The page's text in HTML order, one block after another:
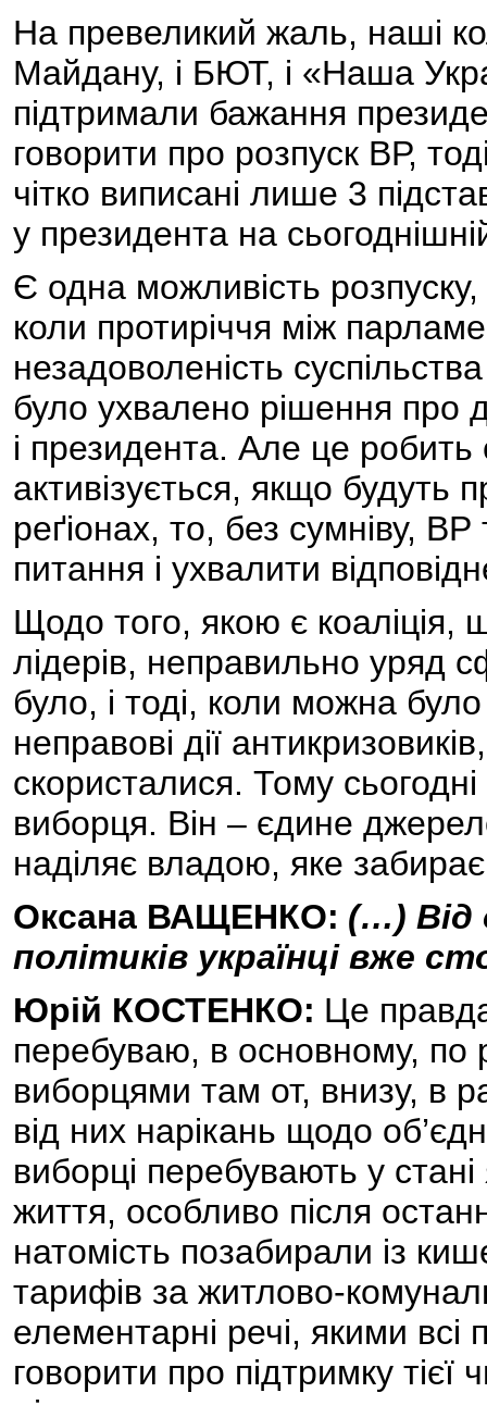
На превеликий жаль, наші
Майдану, і БЮТ, і «Наша
підтримали бажання
говорити про розпуск ВР,
чітко виписані лише 3
у президента на
Є одна можливість
коли протиріччя між
незадоволеність
було ухвалено рішення про
і президента. Але це
активізується, якщо будуть
реґіонах, то, без сумніву,
питання і ухвалити
Щодо того, якою є коаліція,
лідерів, неправильно уряд
було, і тоді, коли можна
неправові дії
скористалися. Тому
виборця. Він – єдине
наділяє владою, яке
Оксана ВАЩЕНКО: (…) Від
політиків українці вже
Юрій КОСТЕНКО: Це
перебуваю, в основному, по
виборцями там от, внизу, в
від них нарікань щодо
виборці перебувають у
життя, особливо після
натомість позабирали із
тарифів за житлово-
елементарні речі, якими всі
говорити про підтримку тієї